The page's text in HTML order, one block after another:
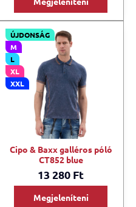
ÚJDONSÁG
M
L
XL
XXL
Cipo & Baxx galléros póló
CT852 blue
13 280 Ft
Megjeleníteni